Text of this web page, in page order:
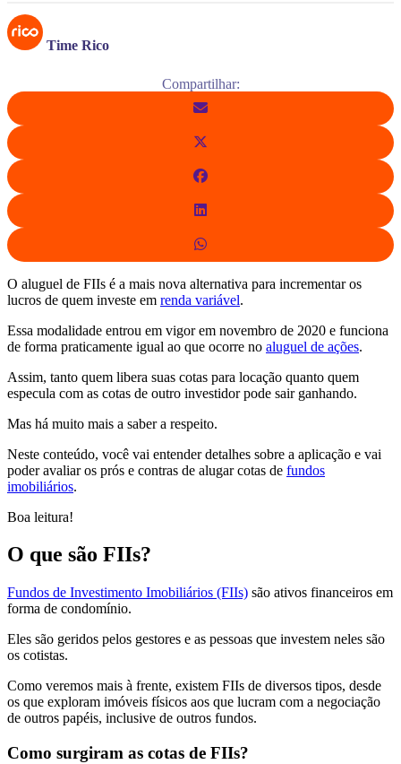
Time Rico
Compartilhar:
O aluguel de FIIs é a mais nova alternativa para incrementar os
lucros de quem investe em renda variável.
Essa modalidade entrou em vigor em novembro de 2020 e funciona
de forma praticamente igual ao que ocorre no aluguel de ações.
Assim, tanto quem libera suas cotas para locação quanto quem
especula com as cotas de outro investidor pode sair ganhando.
Mas há muito mais a saber a respeito.
Neste conteúdo, você vai entender detalhes sobre a aplicação e vai
poder avaliar os prós e contras de alugar cotas de fundos
imobiliários.
Boa leitura!
O que são FIIs?
Fundos de Investimento Imobiliários (FIIs) são ativos financeiros em
forma de condomínio.
Eles são geridos pelos gestores e as pessoas que investem neles são
os cotistas.
Como veremos mais à frente, existem FIIs de diversos tipos, desde
os que exploram imóveis físicos aos que lucram com a negociação
de outros papéis, inclusive de outros fundos.
Como surgiram as cotas de FIIs?